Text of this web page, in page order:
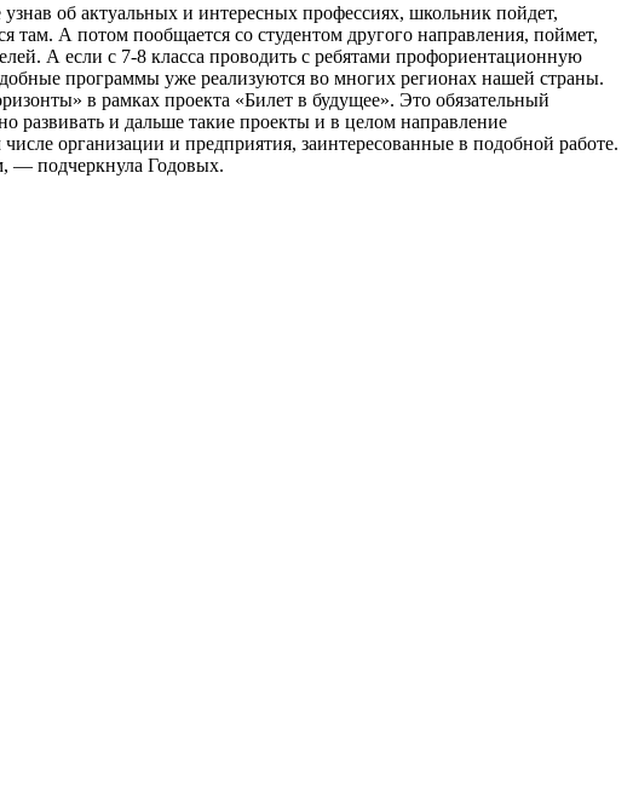
об актуальных и интересных профессиях, школьник пойдет,
там. А потом пообщается со студентом другого направления, поймет,
А если с 7-8 класса проводить с ребятами профориентационную
программы уже реализуются во многих регионах нашей страны.
в рамках проекта «Билет в будущее». Это обязательный
и дальше такие проекты и в целом направление
организации и предприятия, заинтересованные в подобной работе.
— подчеркнула Годовых.